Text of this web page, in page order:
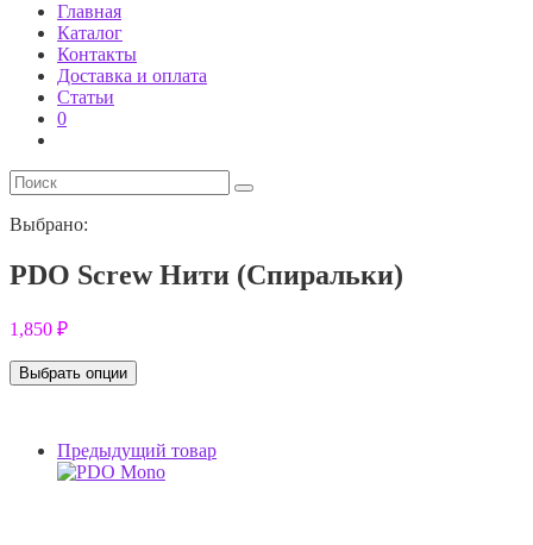
Главная
Каталог
Контакты
Доставка и оплата
Статьи
0
Выбрано:
PDO Screw Нити (Спиральки)
1,850 ₽
Выбрать опции
Предыдущий товар